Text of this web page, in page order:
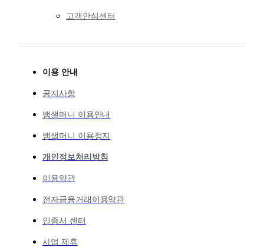
고객안심센터
이용 안내
공지사항
뱅샐머니 이용안내
뱅샐머니 이용정지
개인정보처리방침
이용약관
전자금융거래이용약관
인증서 센터
사업 제휴